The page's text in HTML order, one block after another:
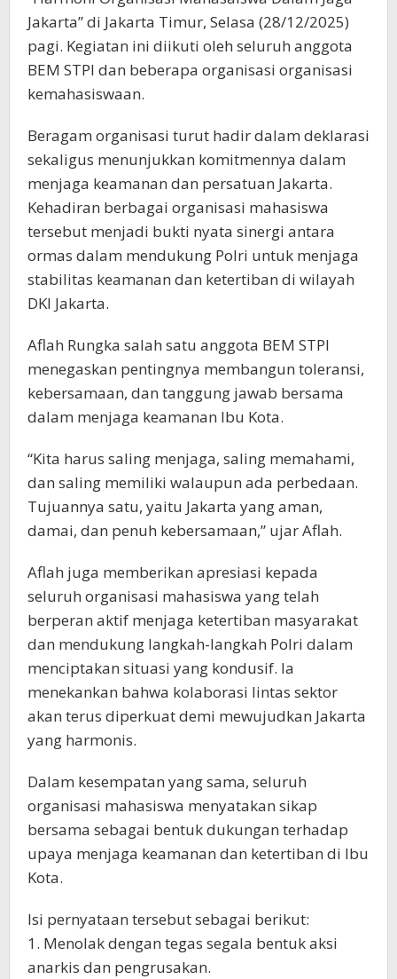
Jakarta” di Jakarta Timur, Selasa (28/12/2025)
pagi. Kegiatan ini diikuti oleh seluruh anggota
BEM STPI dan beberapa organisasi organisasi
kemahasiswaan.
Beragam organisasi turut hadir dalam deklarasi
sekaligus menunjukkan komitmennya dalam
menjaga keamanan dan persatuan Jakarta.
Kehadiran berbagai organisasi mahasiswa
tersebut menjadi bukti nyata sinergi antara
ormas dalam mendukung Polri untuk menjaga
stabilitas keamanan dan ketertiban di wilayah
DKI Jakarta.
Aflah Rungka salah satu anggota BEM STPI
menegaskan pentingnya membangun toleransi,
kebersamaan, dan tanggung jawab bersama
dalam menjaga keamanan Ibu Kota.
“Kita harus saling menjaga, saling memahami,
dan saling memiliki walaupun ada perbedaan.
Tujuannya satu, yaitu Jakarta yang aman,
damai, dan penuh kebersamaan,” ujar Aflah.
Aflah juga memberikan apresiasi kepada
seluruh organisasi mahasiswa yang telah
berperan aktif menjaga ketertiban masyarakat
dan mendukung langkah-langkah Polri dalam
menciptakan situasi yang kondusif. Ia
menekankan bahwa kolaborasi lintas sektor
akan terus diperkuat demi mewujudkan Jakarta
yang harmonis.
Dalam kesempatan yang sama, seluruh
organisasi mahasiswa menyatakan sikap
bersama sebagai bentuk dukungan terhadap
upaya menjaga keamanan dan ketertiban di Ibu
Kota.
Isi pernyataan tersebut sebagai berikut:
1. Menolak dengan tegas segala bentuk aksi
anarkis dan pengrusakan.